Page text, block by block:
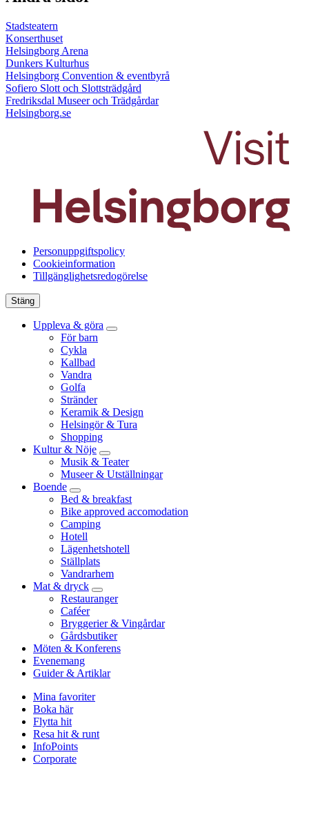
Stadsteatern
Konserthuset
Helsingborg Arena
Dunkers Kulturhus
Helsingborg Convention & eventbyrå
Sofiero Slott och Slottsträdgård
Fredriksdal Museer och Trädgårdar
Helsingborg.se
Personuppgiftspolicy
Cookieinformation
Tillgänglighetsredogörelse
Stäng
Uppleva & göra
För barn
Cykla
Kallbad
Vandra
Golfa
Stränder
Keramik & Design
Helsingör & Tura
Shopping
Kultur & Nöje
Musik & Teater
Museer & Utställningar
Boende
Bed & breakfast
Bike approved accomodation
Camping
Hotell
Lägenhetshotell
Ställplats
Vandrarhem
Mat & dryck
Restauranger
Caféer
Bryggerier & Vingårdar
Gårdsbutiker
Möten & Konferens
Evenemang
Guider & Artiklar
Mina favoriter
Boka här
Flytta hit
Resa hit & runt
InfoPoints
Corporate